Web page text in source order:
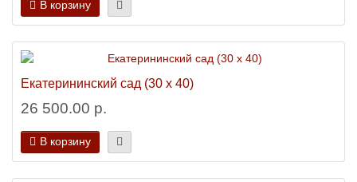
В корзину
Екатерининский сад (30 х 40)
26 500.00 р.
В корзину